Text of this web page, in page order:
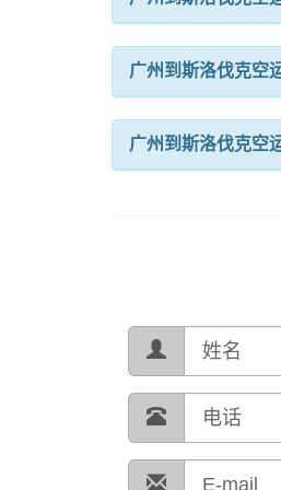
广州到斯洛伐克空
广州到斯洛伐克空